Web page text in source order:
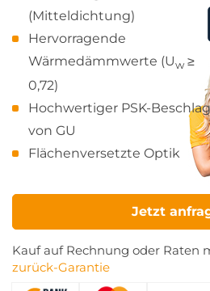
(Mitteldichtung)
Hervorragende
Wärmedämmwerte (Uw≥
0,72)
Hochwertiger PSK-Beschlag
von GU
Flächenversetzte Optik
Jetzt
Kauf auf Rechnung oder Raten
zurück-Garantie